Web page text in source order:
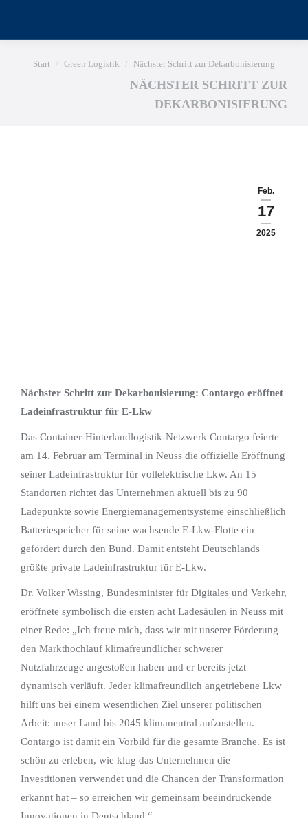
Sie befinden sich hier:
Start Green Logistik Nächster Schritt zur Dekarbonisierung
NÄCHSTER SCHRITT ZUR
DEKARBONISIERUNG
Feb.
17
2025
Nächster Schritt zur Dekarbonisierung: Contargo eröffnet
Ladeinfrastruktur für E-Lkw
Das Container-Hinterlandlogistik-Netzwerk Contargo feierte
am 14. Februar am Terminal in Neuss die offizielle Eröffnung
seiner Ladeinfrastruktur für vollelektrische Lkw. An 15
Standorten richtet das Unternehmen aktuell bis zu 90
Ladepunkte sowie Energiemanagementsysteme einschließlich
Batteriespeicher für seine wachsende E-Lkw-Flotte ein –
gefördert durch den Bund. Damit entsteht Deutschlands
größte private Ladeinfrastruktur für E-Lkw.
Dr. Volker Wissing, Bundesminister für Digitales und Verkehr,
eröffnete symbolisch die ersten acht Ladesäulen in Neuss mit
einer Rede: „Ich freue mich, dass wir mit unserer Förderung
den Markthochlauf klimafreundlicher schwerer
Nutzfahrzeuge angestoßen haben und er bereits jetzt
dynamisch verläuft. Jeder klimafreundlich angetriebene Lkw
hilft uns bei einem wesentlichen Ziel unserer politischen
Arbeit: unser Land bis 2045 klimaneutral aufzustellen.
Contargo ist damit ein Vorbild für die gesamte Branche. Es ist
schön zu erleben, wie klug das Unternehmen die
Investitionen verwendet und die Chancen der Transformation
erkannt hat – so erreichen wir gemeinsam beeindruckende